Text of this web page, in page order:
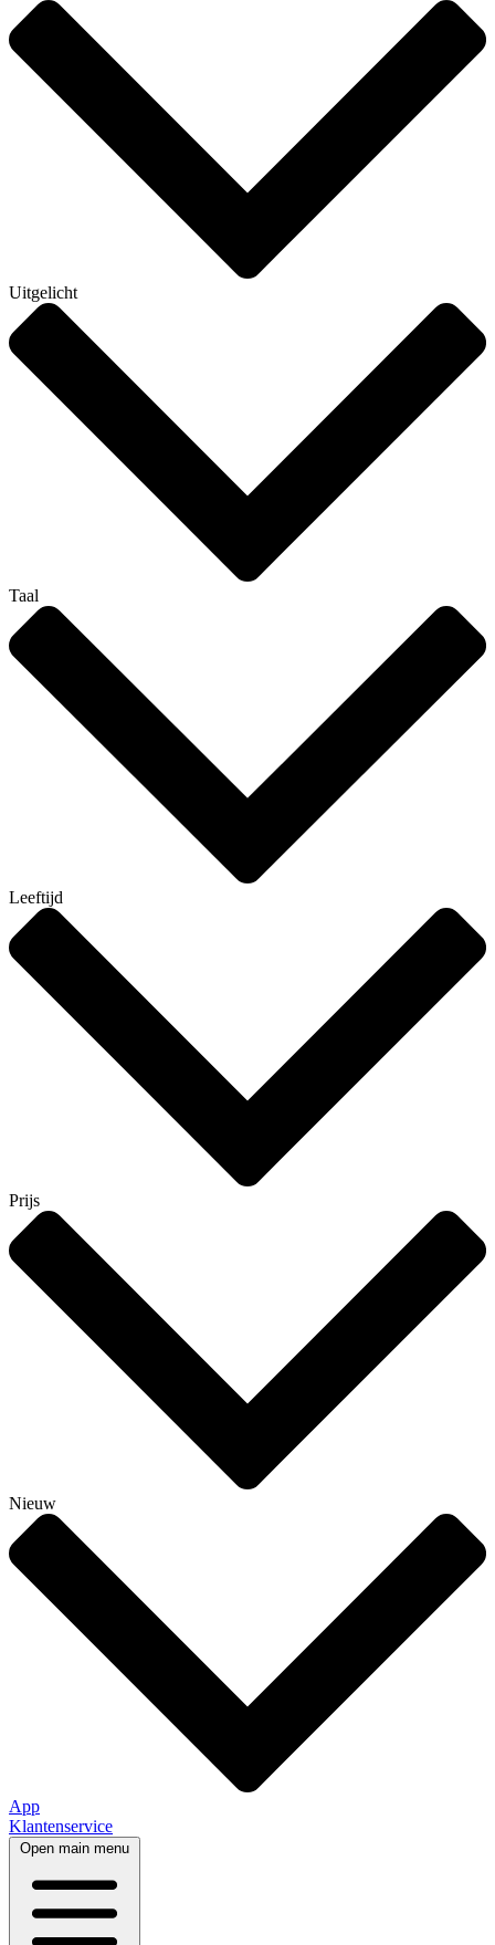
Uitgelicht
Taal
Leeftijd
Prijs
Nieuw
App
Klantenservice
Open main menu